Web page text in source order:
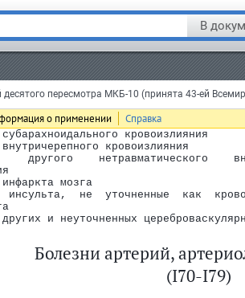
В
механизм (D50-D89)
(E00-E90)
пересмотра МКБ-10 (принята 43-ей
о применении Справка
в других рубриках
артериит при других болезнях,
поражения    сосудов     мозга
в других рубриках
болезней
"последствия"  включает
остаточные  явления  или  как
года   или  более  с  момента
кровоизлияния
кровоизлияния
другого    нетравматического
мозга
инсульта,  не  уточненные  как
и неуточненных
Болезни артерий,
(I70-I79)